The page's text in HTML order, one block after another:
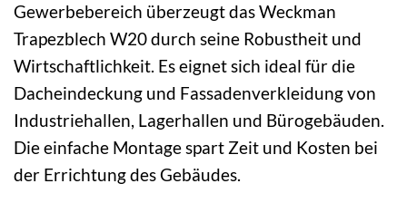
Gewerbebereich überzeugt das Weckman
Trapezblech W20 durch seine Robustheit und
Wirtschaftlichkeit. Es eignet sich ideal für die
Dacheindeckung und Fassadenverkleidung von
Industriehallen, Lagerhallen und Bürogebäuden.
Die einfache Montage spart Zeit und Kosten bei
der Errichtung des Gebäudes.